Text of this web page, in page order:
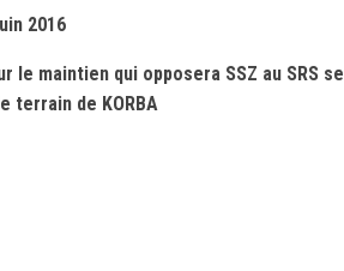
2016
le maintien qui opposera SSZ au SRS
terrain de KORBA